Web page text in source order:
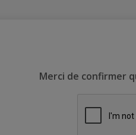
Merci de confirmer